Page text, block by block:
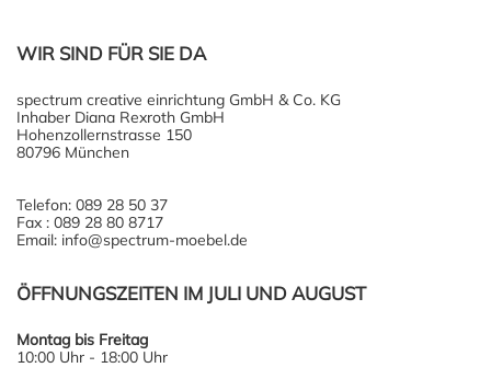
WIR SIND FÜR SIE DA
spectrum creative einrichtung GmbH & Co. KG
Inhaber Diana Rexroth GmbH
Hohenzollernstrasse 150
80796 München
Telefon: 089 28 50 37
Fax : 089 28 80 8717
Email: info@spectrum-moebel.de
ÖFFNUNGSZEITEN IM JULI UND AUGUST
Montag bis Freitag
10:00 Uhr - 18:00 Uhr